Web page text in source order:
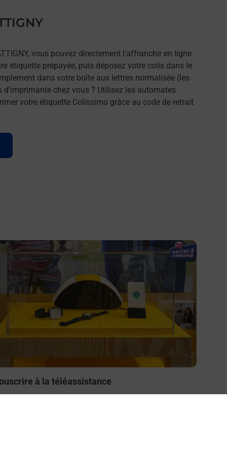
vous pouvez directement l'affranchir en ligne
étiquette prépayée, puis déposez votre colis dans le
dans votre boîte aux lettres normalisée (les
d'imprimante chez vous ? Utilisez les automates
votre étiquette Colissimo grâce au code de retrait
savoir plus
à la téléassistance